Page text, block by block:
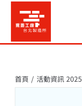
content
首頁 活動資訊 2025